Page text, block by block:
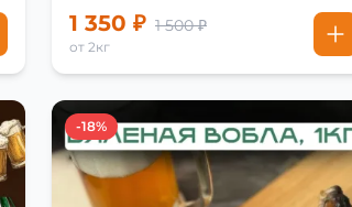
1 350 ₽ 1 500 ₽
от 2кг
-18%